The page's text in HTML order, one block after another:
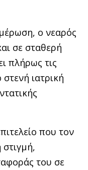
ο νεαρός
σε σταθερή
πλήρως τις
ιατρική
που τον
του σε